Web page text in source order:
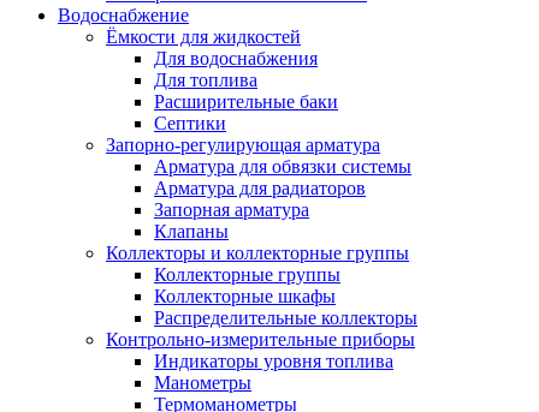
Водоснабжение
Ёмкости для жидкостей
Для водоснабжения
Для топлива
Расширительные баки
Септики
Запорно-регулирующая арматура
Арматура для обвязки системы
Арматура для радиаторов
Запорная арматура
Клапаны
Коллекторы и коллекторные группы
Коллекторные группы
Коллекторные шкафы
Распределительные коллекторы
Контрольно-измерительные приборы
Индикаторы уровня топлива
Манометры
Термоманометры